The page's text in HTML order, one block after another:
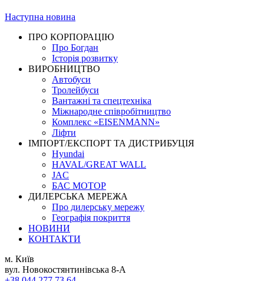
Наступна новина
ПРО КОРПОРАЦІЮ
Про Богдан
Історія розвитку
ВИРОБНИЦТВО
Автобуси
Тролейбуси
Вантажні та спецтехніка
Міжнародне співробітництво
Комплекс «EISENMANN»
Ліфти
ІМПОРТ/ЕКСПОРТ ТА ДИСТРИБУЦІЯ
Hyundai
HAVAL/GREAT WALL
JAC
БАС МОТОР
ДИЛЕРСЬКА МЕРЕЖА
Про дилерську мережу
Географія покриття
НОВИНИ
КОНТАКТИ
м. Київ
вул. Новокостянтинівська 8-А